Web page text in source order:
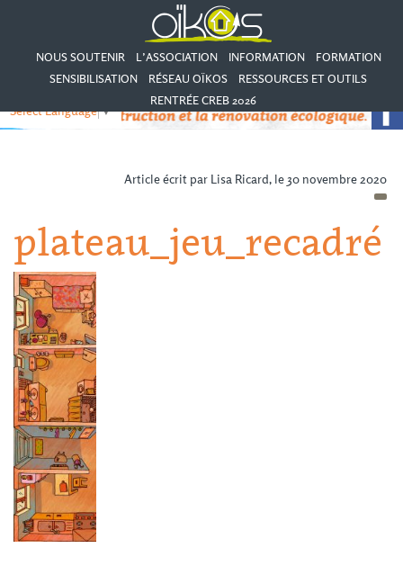
NOUS SOUTENIR L’ASSOCIATION INFORMATION
FORMATION
SENSIBILISATION
RÉSEAU OÏKOS
RESSOURCES ET OUTILS
RENTRÉE CREB 2026
Select Language▼
Article écrit par Lisa Ricard, le 30 novembre 2020
plateau_jeu_recadré